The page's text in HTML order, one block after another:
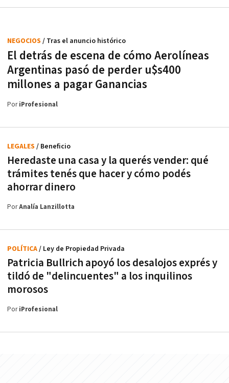
El detrás de escena de cómo Aerolíneas
Argentinas pasó de perder u$s400
millones a pagar Ganancias
NEGOCIOS / Tras el anuncio histórico
PoriProfesional
Heredaste una casa y la querés vender: qué
trámites tenés que hacer y cómo podés
ahorrar dinero
LEGALES / Beneficio
PorAnalía Lanzillotta
Patricia Bullrich apoyó los desalojos exprés y
tildó de "delincuentes" a los inquilinos
morosos
POLÍTICA/ Ley de Propiedad Privada
PoriProfesional